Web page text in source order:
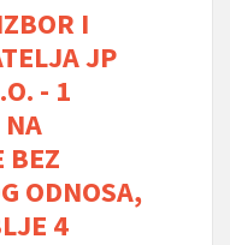
I
JP
- 1
BEZ
ODNOSA,
4